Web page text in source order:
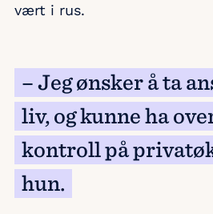
vært i rus.
– Jeg ønsker å ta
liv, og kunne ha
kontroll på
hun.